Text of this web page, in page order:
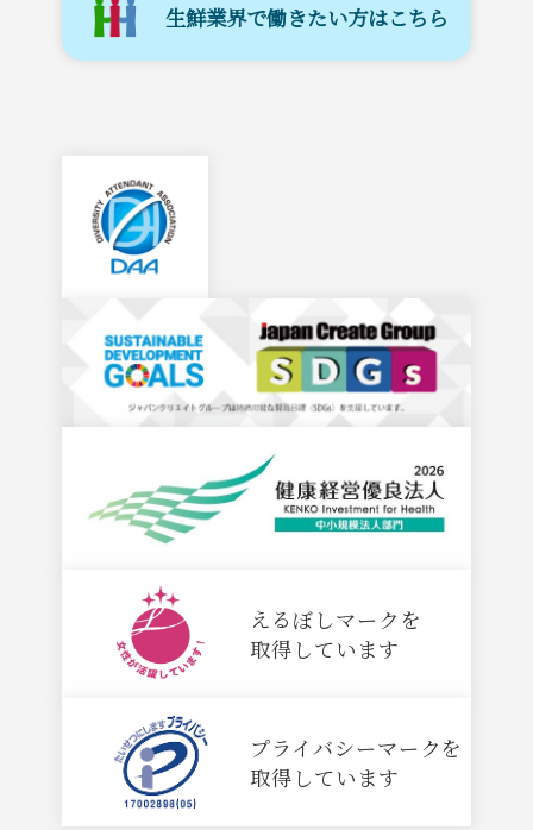
生鮮業界で働きたい方はこちら
えるぼしマークを
取得しています
プライバシーマークを
取得しています